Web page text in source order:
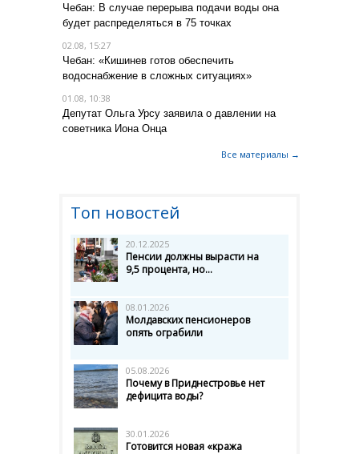
Чебан: В случае перерыва подачи воды она
будет распределяться в 75 точках
02.08, 15:27
Чебан: «Кишинев готов обеспечить
водоснабжение в сложных ситуациях»
01.08, 10:38
Депутат Ольга Урсу заявила о давлении на
советника Иона Онца
Все материалы →
Топ новостей
20.12.2025
Пенсии должны вырасти на
9,5 процента, но...
08.01.2026
Молдавских пенсионеров
опять ограбили
05.08.2026
Почему в Приднестровье нет
дефицита воды?
30.01.2026
Готовится новая «кража